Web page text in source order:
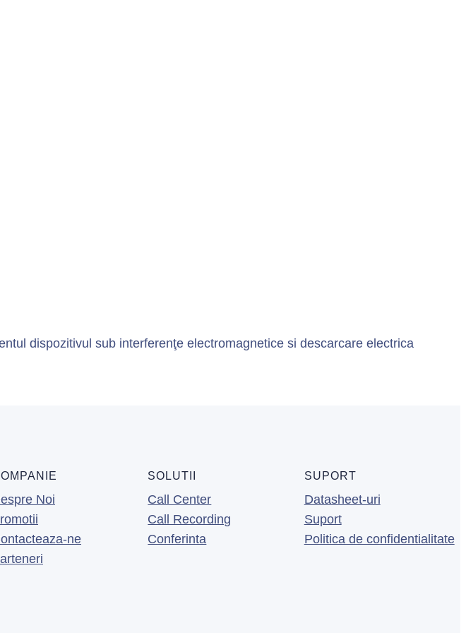
dispozitivul sub interferenţe electromagnetice si descarcare electrica
Noi
ne
SOLUTII
Call Center
Call Recording
Conferinta
SUPORT
Datasheet-uri
Suport
Politica de confidentialitate